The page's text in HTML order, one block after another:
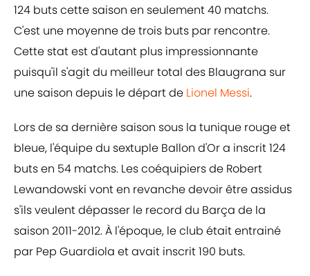
124 buts cette saison en seulement 40 matchs.
C'est une moyenne de trois buts par rencontre.
Cette stat est d'autant plus impressionnante
puisqu'il s'agit du meilleur total des Blaugrana sur
une saison depuis le départ de Lionel Messi.
Lors de sa dernière saison sous la tunique rouge et
bleue, l'équipe du sextuple Ballon d'Or a inscrit 124
buts en 54 matchs. Les coéquipiers de Robert
Lewandowski vont en revanche devoir être assidus
s'ils veulent dépasser le record du Barça de la
saison 2011-2012. À l'époque, le club était entrainé
par Pep Guardiola et avait inscrit 190 buts.